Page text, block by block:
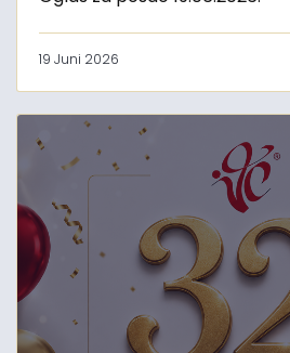
19 Juni 2026